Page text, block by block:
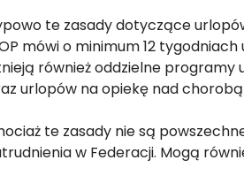
te zasady dotyczące
mówi o minimum 12
również oddzielne programy
urlopów na opiekę nad
te zasady nie są
w Federacji. Mogą